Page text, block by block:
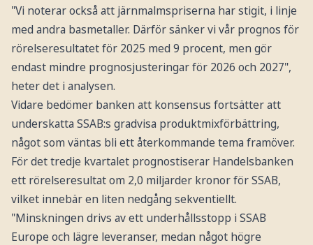
"Vi noterar också att järnmalmspriserna har stigit, i linje
med andra basmetaller. Därför sänker vi vår prognos för
rörelseresultatet för 2025 med 9 procent, men gör
endast mindre prognosjusteringar för 2026 och 2027",
heter det i analysen.
Vidare bedömer banken att konsensus fortsätter att
underskatta SSAB:s gradvisa produktmixförbättring,
något som väntas bli ett återkommande tema framöver.
För det tredje kvartalet prognostiserar Handelsbanken
ett rörelseresultat om 2,0 miljarder kronor för SSAB,
vilket innebär en liten nedgång sekventiellt.
"Minskningen drivs av ett underhållsstopp i SSAB
Europe och lägre leveranser, medan något högre